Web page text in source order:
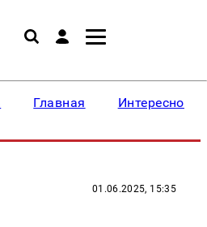
Главная Интересное
01.06.2025, 15:35